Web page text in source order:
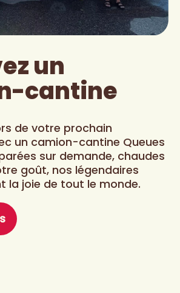
un
cantine
de votre prochain
un camion-cantine Queues
sur demande, chaudes
goût, nos légendaires
la joie de tout le monde.